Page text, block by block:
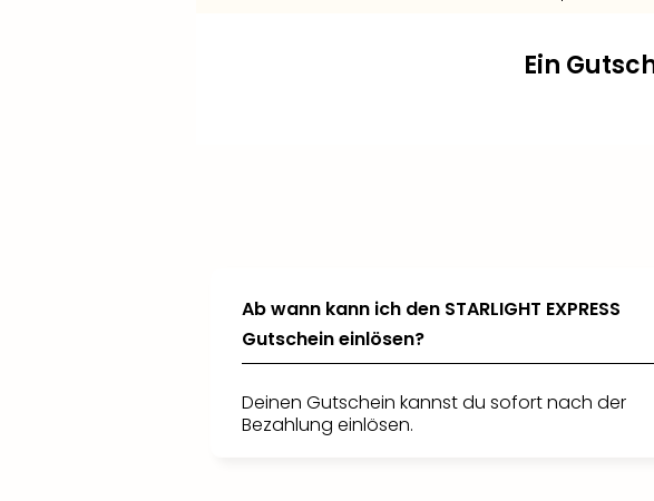
Ein
Ab wann kann ich den STARLIGHT EXPRESS
Gutschein einlösen?
Deinen Gutschein kannst du sofort nach der
Bezahlung einlösen.